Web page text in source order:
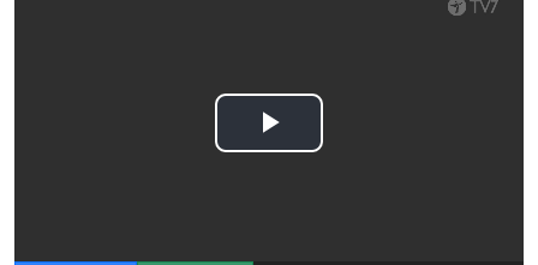
Toista